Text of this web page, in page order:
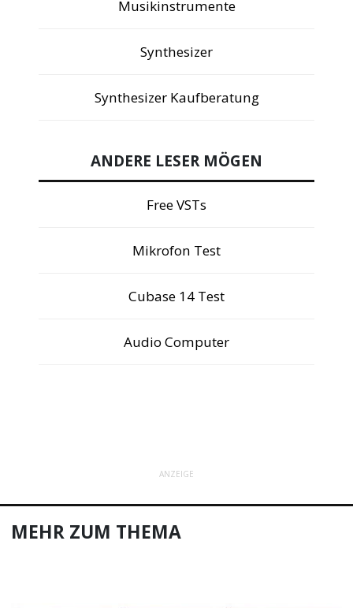
Musikinstrumente
Synthesizer
Synthesizer Kaufberatung
ANDERE LESER MÖGEN
Free VSTs
Mikrofon Test
Cubase 14 Test
Audio Computer
ANZEIGE
MEHR ZUM THEMA